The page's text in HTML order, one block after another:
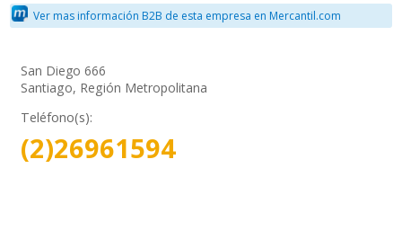
Ver mas información B2B de esta empresa en Mercantil.com
San Diego 666
Santiago, Región Metropolitana
Teléfono(s):
(2)26961594